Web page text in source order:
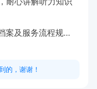
案及服务流程规
标。
的，谢谢！